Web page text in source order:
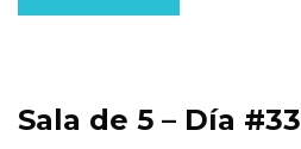
Sala de 5 – Día #33